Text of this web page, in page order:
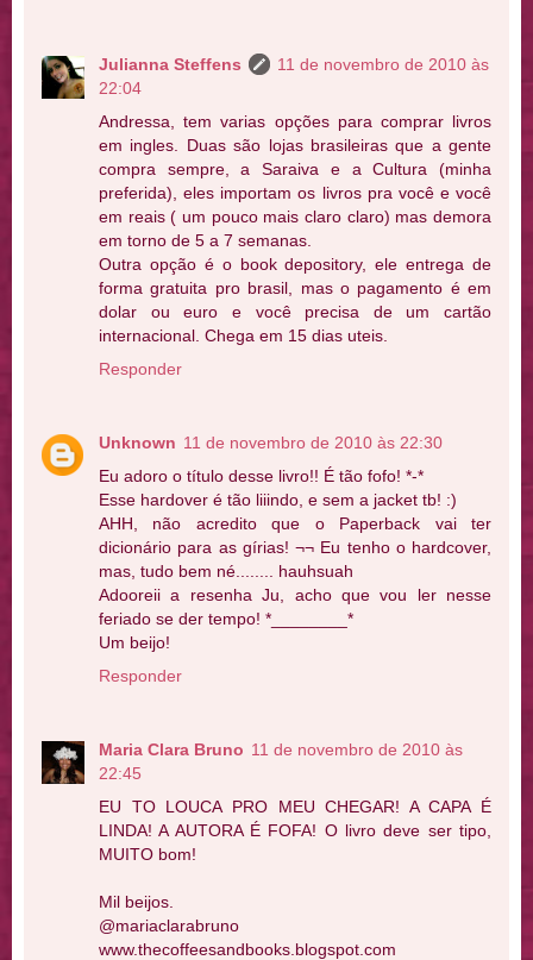
Julianna Steffens
11 de novembro de 2010 às
22:04
Andressa, tem varias opções para comprar livros
em ingles. Duas são lojas brasileiras que a gente
compra sempre, a Saraiva e a Cultura (minha
preferida), eles importam os livros pra você e você
em reais ( um pouco mais claro claro) mas demora
em torno de 5 a 7 semanas.
Outra opção é o book depository, ele entrega de
forma gratuita pro brasil, mas o pagamento é em
dolar ou euro e você precisa de um cartão
internacional. Chega em 15 dias uteis.
Responder
Unknown 11 de novembro de 2010 às 22:30
Eu adoro o título desse livro!! É tão fofo! *-*
Esse hardover é tão liiindo, e sem a jacket tb! :)
AHH, não acredito que o Paperback vai ter
dicionário para as gírias! ¬¬ Eu tenho o hardcover,
mas, tudo bem né........ hauhsuah
Adooreii a resenha Ju, acho que vou ler nesse
feriado se der tempo! *________*
Um beijo!
Responder
Maria Clara Bruno 11 de novembro de 2010 às
22:45
EU TO LOUCA PRO MEU CHEGAR! A CAPA É
LINDA! A AUTORA É FOFA! O livro deve ser tipo,
MUITO bom!
Mil beijos.
@mariaclarabruno
www.thecoffeesandbooks.blogspot.com